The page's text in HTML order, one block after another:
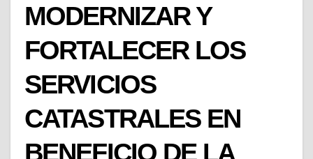
MODERNIZAR Y
FORTALECER LOS
SERVICIOS
CATASTRALES EN
BENEFICIO DE LA